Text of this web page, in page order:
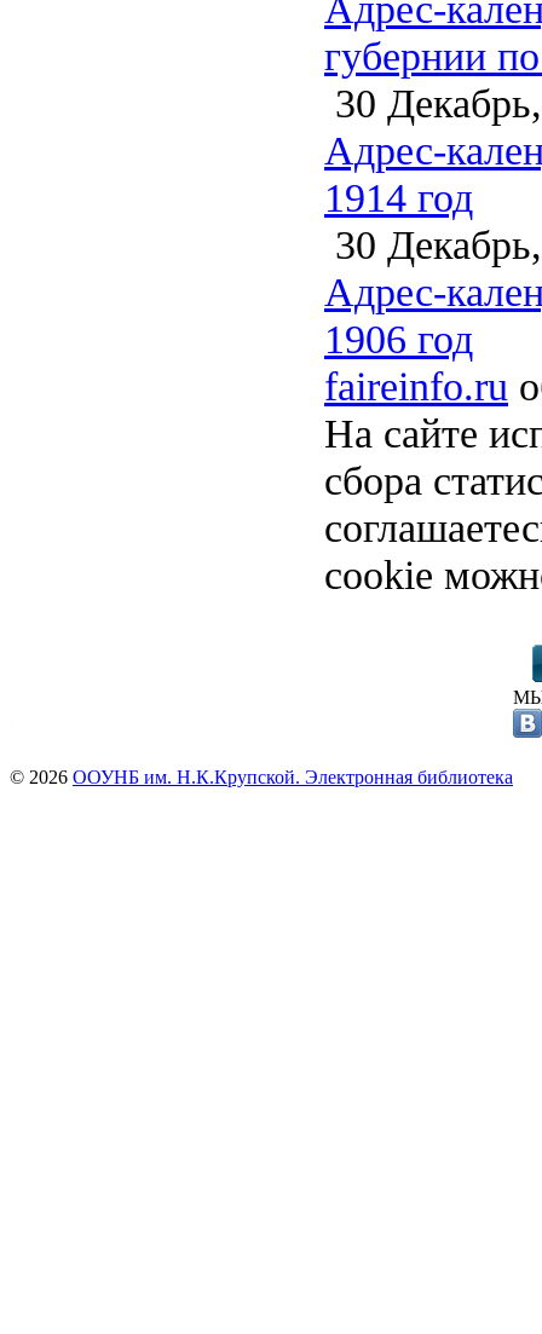
губернии
30
Адрес-
1914 год
30
Адрес-
1906 год
faireinfo.ru
На сайте
сбора
cookie
© 2026 ООУНБ им. Н.К.Крупской. Электронная библиотека